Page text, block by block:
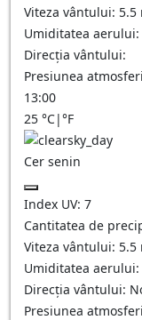
Viteza vântului: 5.5
Umiditatea aerului:
Direcția vântului:
Presiunea
13:00
25 °C|°F
Cer senin
Index UV: 7
Cantitatea de
Viteza vântului: 5.5
Umiditatea aerului:
Direcția vântului:
Presiunea